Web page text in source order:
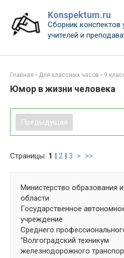
контенту
Konspektum.ru
Сборник конспектов
учителей и
Главная • Для классных часов • 9
Юмор в жизни человека
Предыдущая
Страницы: 1 | 2 | 3 > >>
Министерство образования
области
Государственное
учреждение
Среднего
"Волгоградский техникум
железнодорожного